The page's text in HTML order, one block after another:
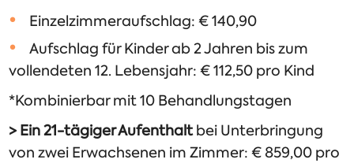
Einzelzimmeraufschlag: € 140,90
Aufschlag für Kinder ab 2 Jahren bis zum
vollendeten 12. Lebensjahr: € 112,50 pro Kind
*Kombinierbar mit 10 Behandlungstagen
> Ein 21-tägiger Aufenthaltbei Unterbringung
von zwei Erwachsenen im Zimmer: € 859,00 pro